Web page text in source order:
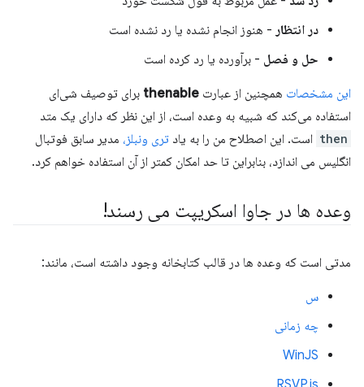
در انتظار - هنوز انجام نشده یا رد نشده است
حل و فصل - برآورده یا رد کرده است
این مشخصات همچنین از عبارت thenable برای توصیف شی‌ای
استفاده می‌کند که شبیه به وعده است، از این نظر که دارای یک متد
then است. این اصطلاح من را به یاد تری ونبلز، مدیر سابق فوتبال
انگلیس می اندازد، بنابراین تا حد امکان کمتر از آن استفاده خواهم کرد.
وعده ها در جاوا اسکریپت می رسند!
مدتی است که وعده ها در قالب کتابخانه وجود داشته است، مانند:
س
چه زمانی
WinJS